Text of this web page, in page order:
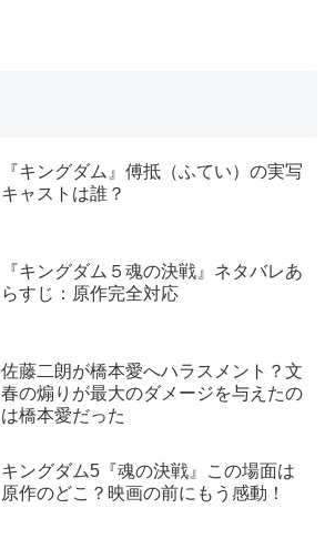
『キングダム』傅抵（ふてい）の実写
キャストは誰？
『キングダム５魂の決戦』ネタバレあ
らすじ：原作完全対応
佐藤二朗が橋本愛へハラスメント？文
春の煽りが最大のダメージを与えたの
は橋本愛だった
キングダム5『魂の決戦』この場面は
原作のどこ？映画の前にもう感動！